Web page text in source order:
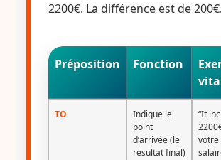
2200€. La différence est de 200€.
Préposition Fonction
TO
Indique le
point
d’arrivée (le
résultat final)
“It
votre